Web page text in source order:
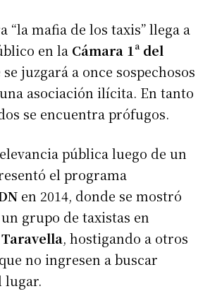
“la mafia de los taxis” llega a
en la Cámara 1ª del
juzgará a once sospechosos
asociación ilícita. En tanto
se encuentra prófugos.
pública luego de un
el programa
en 2014, donde se mostró
grupo de taxistas en
, hostigando a otros
no ingresen a buscar
lugar.